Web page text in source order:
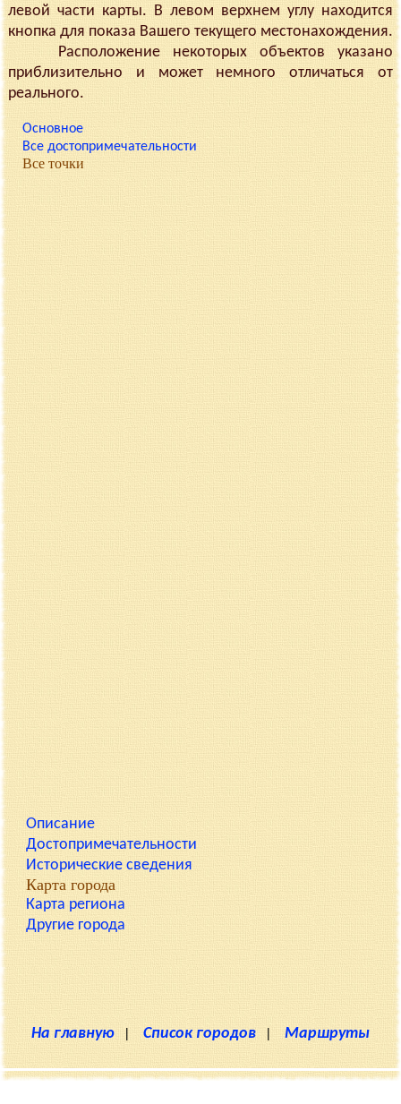
левой части карты. В левом верхнем углу находится
кнопка для показа Вашего текущего местонахождения.
Расположение некоторых объектов указано
приблизительно и может немного отличаться от
реального.
Основное
Все достопримечательности
Все точки
Описание
Достопримечательности
Исторические сведения
Карта города
Карта региона
Другие города
На главную | Список городов | Маршруты